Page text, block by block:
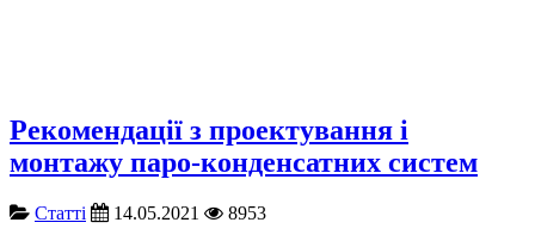
Рекомендації з проектування і
монтажу паро-конденсатних систем
Cтатті 14.05.2021
8953